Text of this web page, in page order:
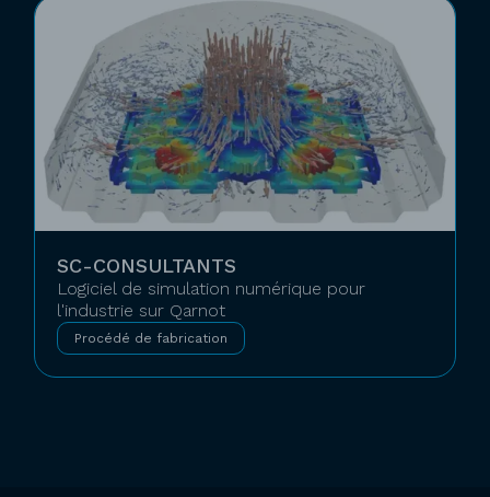
SC-CONSULTANTS
Logiciel de simulation numérique pour
l'industrie sur Qarnot
Procédé de fabrication